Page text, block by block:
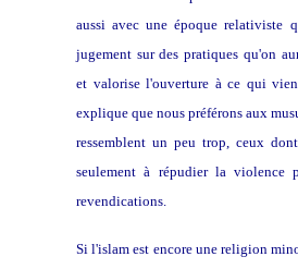
aussi avec une époque relativiste
jugement sur des pratiques qu'on
et valorise l'ouverture à ce qui
explique que nous préférons aux
ressemblent un peu trop, ceux
seulement à répudier la violence
revendications.
Si l'islam est encore une religion